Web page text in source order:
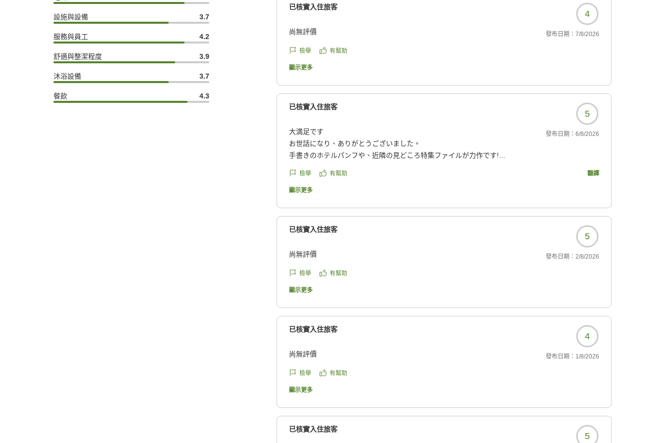
設施與設備 3.7
服務與員工 4.2
舒適與整潔程度 3.9
沐浴設備 3.7
餐飲 4.3
已核實入住旅客
4
尚無評價 發布日期： 7/8/2026
檢舉 有幫助
顯示更多
已核實入住旅客
5
大満足です
お世話になり、ありがとうございました。
手書きのホテルパンフや、近隣の見どころ特集ファイルが力作です!
ホテルのすぐ下にカヤック教室の先生が待ってくれており、子供と3人で初
カヤック体験!
海の生き物を探して見せてくれたり、低めの岩場へ上げてくれて、飛び込
み体験もできました。
初めて海に来た子供が始めは海を怖がっていたのに、海上遊具で遊んで滑
部屋
・リフォームしたてでキレイ
置され、洗濯ハンガーが用意されていた
接客・サービス
・どのスタッフさんもにこやかで声が明るい、優しい、親切だった
・オーシャンビューに感動!
・障子だけでなく雨戸のような遮光性のある暑い引き戸があるので、寝る
發布日期： 6/8/2026
檢舉 有幫助 翻譯
顯示更多
已核實入住旅客
5
尚無評價 發布日期： 2/8/2026
檢舉 有幫助
顯示更多
已核實入住旅客
4
尚無評價 發布日期： 1/8/2026
檢舉 有幫助
顯示更多
已核實入住旅客
5